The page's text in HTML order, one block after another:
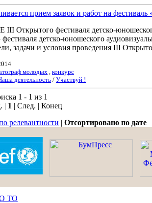
прием заявок и работ на фестиваль
фестиваля детско-юношеского
детско-юношеского
задачи и условия проведения III
молодых, конкурс
деятельность / Участвуй !
1 - 1 из 1
| 1 | След. | Конец
релевантности | Отсортировано по дате
ТО